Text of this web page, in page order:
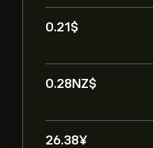
0.21‎$‎
0.28‎NZ$‎
26.38‎¥‎